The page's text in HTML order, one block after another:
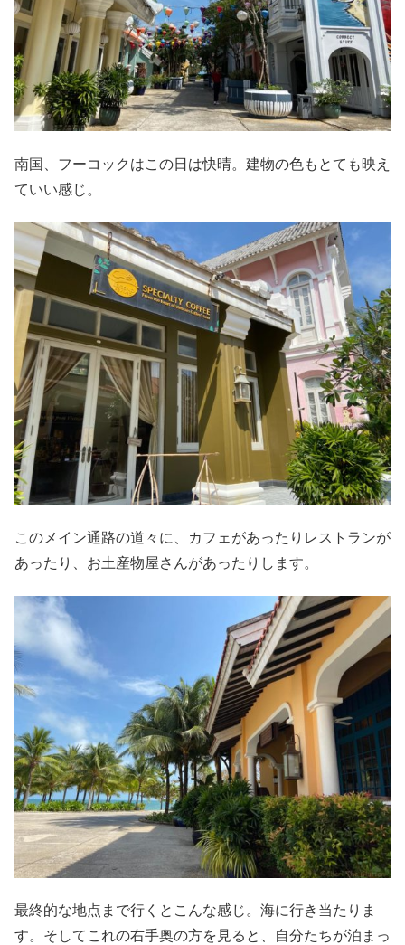
南国、フーコックはこの日は快晴。建物の色もとても映え
ていい感じ。
このメイン通路の道々に、カフェがあったりレストランが
あったり、お土産物屋さんがあったりします。
最終的な地点まで行くとこんな感じ。海に行き当たりま
す。そしてこれの右手奥の方を見ると、自分たちが泊まっ